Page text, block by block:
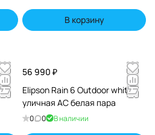
В корзину
56 990 ₽
Elipson Rain 6 Outdoor white
уличная АС белая пара
0 0 В наличии